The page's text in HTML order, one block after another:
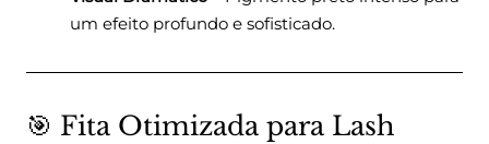
um efeito profundo e sofisticado.
🎯 Fita Otimizada para Lash